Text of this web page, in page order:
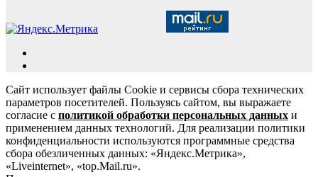
Сайт использует файлы Cookie и сервисы сбора технических
параметров посетителей. Пользуясь сайтом, вы выражаете
согласие с политикой обработки персональных данных и
применением данных технологий. Для реализации политики
конфиденциальности используются программные средства
сбора обезличенных данных: «Яндекс.Метрика»,
«Liveinternet», «top.Mail.ru».